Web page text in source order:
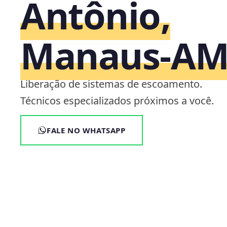
Antônio,
Liberação de sistemas de escoamento.
Técnicos especializados próximos a você.
FALE NO WHATSAPP